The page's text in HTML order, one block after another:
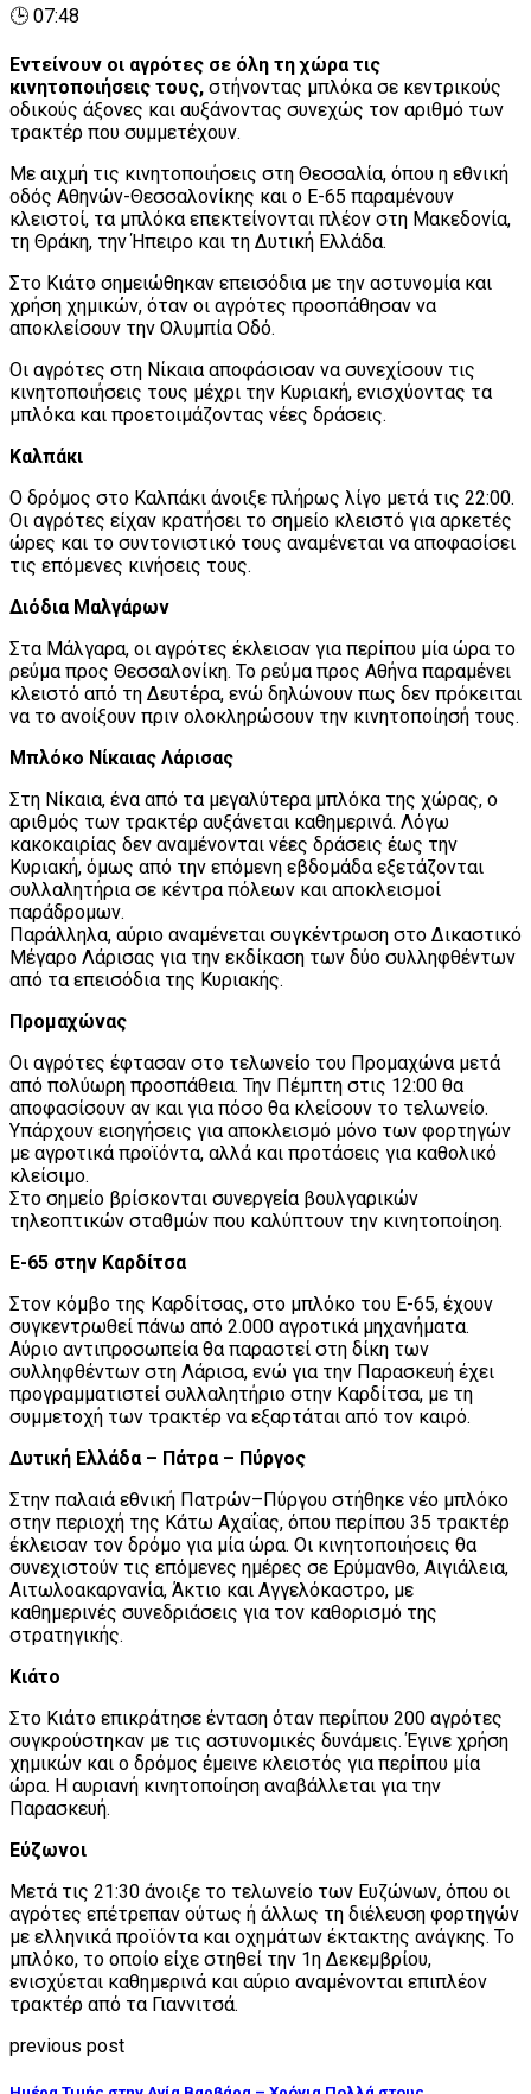
🕒 07:48
Εντείνουν οι αγρότες σε όλη τη χώρα τις
κινητοποιήσεις τους, στήνοντας μπλόκα σε κεντρικούς
οδικούς άξονες και αυξάνοντας συνεχώς τον αριθμό των
τρακτέρ που συμμετέχουν.
Με αιχμή τις κινητοποιήσεις στη Θεσσαλία, όπου η εθνική
οδός Αθηνών-Θεσσαλονίκης και ο Ε-65 παραμένουν
κλειστοί, τα μπλόκα επεκτείνονται πλέον στη Μακεδονία,
τη Θράκη, την Ήπειρο και τη Δυτική Ελλάδα.
Στο Κιάτο σημειώθηκαν επεισόδια με την αστυνομία και
χρήση χημικών, όταν οι αγρότες προσπάθησαν να
αποκλείσουν την Ολυμπία Οδό.
Οι αγρότες στη Νίκαια αποφάσισαν να συνεχίσουν τις
κινητοποιήσεις τους μέχρι την Κυριακή, ενισχύοντας τα
μπλόκα και προετοιμάζοντας νέες δράσεις.
Καλπάκι
Ο δρόμος στο Καλπάκι άνοιξε πλήρως λίγο μετά τις 22:00.
Οι αγρότες είχαν κρατήσει το σημείο κλειστό για αρκετές
ώρες και το συντονιστικό τους αναμένεται να αποφασίσει
τις επόμενες κινήσεις τους.
Διόδια Μαλγάρων
Στα Μάλγαρα, οι αγρότες έκλεισαν για περίπου μία ώρα το
ρεύμα προς Θεσσαλονίκη. Το ρεύμα προς Αθήνα παραμένει
κλειστό από τη Δευτέρα, ενώ δηλώνουν πως δεν πρόκειται
να το ανοίξουν πριν ολοκληρώσουν την κινητοποίησή τους.
Μπλόκο Νίκαιας Λάρισας
Στη Νίκαια, ένα από τα μεγαλύτερα μπλόκα της χώρας, ο
αριθμός των τρακτέρ αυξάνεται καθημερινά. Λόγω
κακοκαιρίας δεν αναμένονται νέες δράσεις έως την
Κυριακή, όμως από την επόμενη εβδομάδα εξετάζονται
συλλαλητήρια σε κέντρα πόλεων και αποκλεισμοί
παράδρομων.
Παράλληλα, αύριο αναμένεται συγκέντρωση στο Δικαστικό
Μέγαρο Λάρισας για την εκδίκαση των δύο συλληφθέντων
από τα επεισόδια της Κυριακής.
Προμαχώνας
Οι αγρότες έφτασαν στο τελωνείο του Προμαχώνα μετά
από πολύωρη προσπάθεια. Την Πέμπτη στις 12:00 θα
αποφασίσουν αν και για πόσο θα κλείσουν το τελωνείο.
Υπάρχουν εισηγήσεις για αποκλεισμό μόνο των φορτηγών
με αγροτικά προϊόντα, αλλά και προτάσεις για καθολικό
κλείσιμο.
Στο σημείο βρίσκονται συνεργεία βουλγαρικών
τηλεοπτικών σταθμών που καλύπτουν την κινητοποίηση.
Ε-65 στην Καρδίτσα
Στον κόμβο της Καρδίτσας, στο μπλόκο του Ε-65, έχουν
συγκεντρωθεί πάνω από 2.000 αγροτικά μηχανήματα.
Αύριο αντιπροσωπεία θα παραστεί στη δίκη των
συλληφθέντων στη Λάρισα, ενώ για την Παρασκευή έχει
προγραμματιστεί συλλαλητήριο στην Καρδίτσα, με τη
συμμετοχή των τρακτέρ να εξαρτάται από τον καιρό.
Δυτική Ελλάδα – Πάτρα – Πύργος
Στην παλαιά εθνική Πατρών–Πύργου στήθηκε νέο μπλόκο
στην περιοχή της Κάτω Αχαΐας, όπου περίπου 35 τρακτέρ
έκλεισαν τον δρόμο για μία ώρα. Οι κινητοποιήσεις θα
συνεχιστούν τις επόμενες ημέρες σε Ερύμανθο, Αιγιάλεια,
Αιτωλοακαρνανία, Άκτιο και Αγγελόκαστρο, με
καθημερινές συνεδριάσεις για τον καθορισμό της
στρατηγικής.
Κιάτο
Στο Κιάτο επικράτησε ένταση όταν περίπου 200 αγρότες
συγκρούστηκαν με τις αστυνομικές δυνάμεις. Έγινε χρήση
χημικών και ο δρόμος έμεινε κλειστός για περίπου μία
ώρα. Η αυριανή κινητοποίηση αναβάλλεται για την
Παρασκευή.
Εύζωνοι
Μετά τις 21:30 άνοιξε το τελωνείο των Ευζώνων, όπου οι
αγρότες επέτρεπαν ούτως ή άλλως τη διέλευση φορτηγών
με ελληνικά προϊόντα και οχημάτων έκτακτης ανάγκης. Το
μπλόκο, το οποίο είχε στηθεί την 1η Δεκεμβρίου,
ενισχύεται καθημερινά και αύριο αναμένονται επιπλέον
τρακτέρ από τα Γιαννιτσά.
previous post